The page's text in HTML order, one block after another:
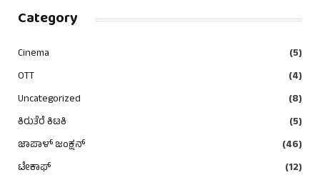
Category
Cinema
(5)
OTT
(4)
Uncategorized
(8)
ಕಿರುತೆರೆ ಕಿಟಕಿ
(5)
ಜಾಪಾಳ್ ಜಂಕ್ಷನ್
(46)
ಟೇಕಾಫ್
(12)